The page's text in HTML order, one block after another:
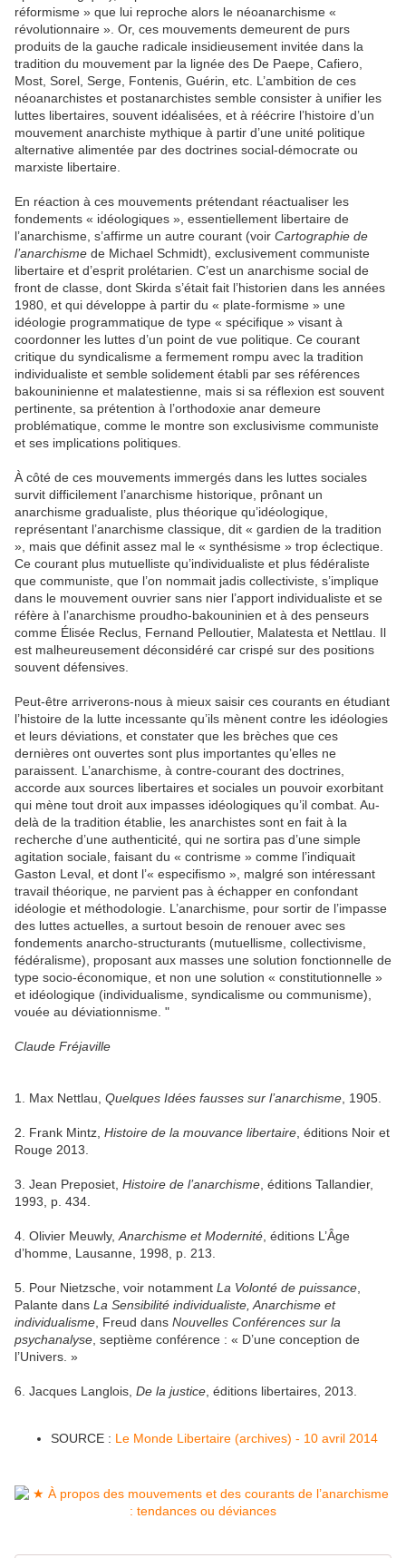
réformisme » que lui reproche alors le néoanarchisme «
révolutionnaire ». Or, ces mouvements demeurent de purs
produits de la gauche radicale insidieusement invitée dans la
tradition du mouvement par la lignée des De Paepe, Cafiero,
Most, Sorel, Serge, Fontenis, Guérin, etc. L’ambition de ces
néoanarchistes et postanarchistes semble consister à unifier les
luttes libertaires, souvent idéalisées, et à réécrire l’histoire d’un
mouvement anarchiste mythique à partir d’une unité politique
alternative alimentée par des doctrines social-démocrate ou
marxiste libertaire.
En réaction à ces mouvements prétendant réactualiser les
fondements « idéologiques », essentiellement libertaire de
l’anarchisme, s’affirme un autre courant (voir Cartographie de
l’anarchisme de Michael Schmidt), exclusivement communiste
libertaire et d’esprit prolétarien. C’est un anarchisme social de
front de classe, dont Skirda s’était fait l’historien dans les années
1980, et qui développe à partir du « plate-formisme » une
idéologie programmatique de type « spécifique » visant à
coordonner les luttes d’un point de vue politique. Ce courant
critique du syndicalisme a fermement rompu avec la tradition
individualiste et semble solidement établi par ses références
bakouninienne et malatestienne, mais si sa réflexion est souvent
pertinente, sa prétention à l’orthodoxie anar demeure
problématique, comme le montre son exclusivisme communiste
et ses implications politiques.
À côté de ces mouvements immergés dans les luttes sociales
survit difficilement l’anarchisme historique, prônant un
anarchisme gradualiste, plus théorique qu’idéologique,
représentant l’anarchisme classique, dit « gardien de la tradition
», mais que définit assez mal le « synthésisme » trop éclectique.
Ce courant plus mutuelliste qu’individualiste et plus fédéraliste
que communiste, que l’on nommait jadis collectiviste, s’implique
dans le mouvement ouvrier sans nier l’apport individualiste et se
réfère à l’anarchisme proudho-bakouninien et à des penseurs
comme Élisée Reclus, Fernand Pelloutier, Malatesta et Nettlau. Il
est malheureusement déconsidéré car crispé sur des positions
souvent défensives.
Peut-être arriverons-nous à mieux saisir ces courants en étudiant
l’histoire de la lutte incessante qu’ils mènent contre les idéologies
et leurs déviations, et constater que les brèches que ces
dernières ont ouvertes sont plus importantes qu’elles ne
paraissent. L’anarchisme, à contre-courant des doctrines,
accorde aux sources libertaires et sociales un pouvoir exorbitant
qui mène tout droit aux impasses idéologiques qu’il combat. Au-
delà de la tradition établie, les anarchistes sont en fait à la
recherche d’une authenticité, qui ne sortira pas d’une simple
agitation sociale, faisant du « contrisme » comme l’indiquait
Gaston Leval, et dont l’« especifismo », malgré son intéressant
travail théorique, ne parvient pas à échapper en confondant
idéologie et méthodologie. L’anarchisme, pour sortir de l’impasse
des luttes actuelles, a surtout besoin de renouer avec ses
fondements anarcho-structurants (mutuellisme, collectivisme,
fédéralisme), proposant aux masses une solution fonctionnelle de
type socio-économique, et non une solution « constitutionnelle »
et idéologique (individualisme, syndicalisme ou communisme),
vouée au déviationnisme. "
Claude Fréjaville
1. Max Nettlau, Quelques Idées fausses sur l’anarchisme , 1905.
2. Frank Mintz, Histoire de la mouvance libertaire , éditions Noir et
Rouge 2013.
3. Jean Preposiet, Histoire de l’anarchisme , éditions Tallandier,
1993, p. 434.
4. Olivier Meuwly, Anarchisme et Modernité , éditions L’Âge
d’homme, Lausanne, 1998, p. 213.
5. Pour Nietzsche, voir notamment La Volonté de puissance
Palante dans La Sensibilité individualiste, Anarchisme et
individualisme , Freud dans Nouvelles Conférences sur la
psychanalyse , septième conférence : « D’une conception de
l’Univers. »
6. Jacques Langlois, De la justice , éditions libertaires, 2013.
SOURCE : Le Monde Libertaire (archives) - 10 avril 2014